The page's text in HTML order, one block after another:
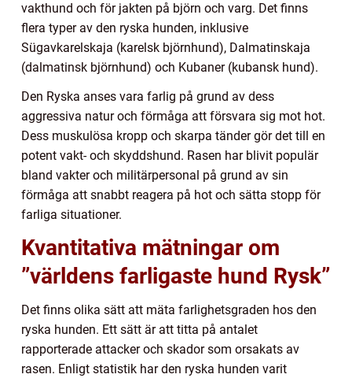
vakthund och för jakten på björn och varg. Det finns
flera typer av den ryska hunden, inklusive
Sügavkarelskaja (karelsk björnhund), Dalmatinskaja
(dalmatinsk björnhund) och Kubaner (kubansk hund).
Den Ryska anses vara farlig på grund av dess
aggressiva natur och förmåga att försvara sig mot hot.
Dess muskulösa kropp och skarpa tänder gör det till en
potent vakt- och skyddshund. Rasen har blivit populär
bland vakter och militärpersonal på grund av sin
förmåga att snabbt reagera på hot och sätta stopp för
farliga situationer.
Kvantitativa mätningar om
”världens farligaste hund Rysk”
Det finns olika sätt att mäta farlighetsgraden hos den
ryska hunden. Ett sätt är att titta på antalet
rapporterade attacker och skador som orsakats av
rasen. Enligt statistik har den ryska hunden varit